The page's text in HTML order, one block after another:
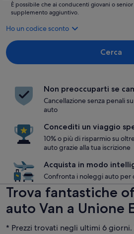
È possibile che ai conducenti giovani o
supplemento aggiuntivo.
Ho un codice sconto
Cerca
Non preoccuparti se
Cancellazione senza penali
auto
Concediti un viaggio
10% o più di risparmio su
auto grazie alla tua iscrizione
Acquista in modo
Confronta i noleggi auto
Trova fantastiche
auto Van a Unione
* Prezzi trovati negli ultimi 6 giorni.